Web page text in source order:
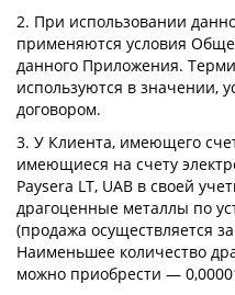
2. При использовании
применяются условия
данного Приложения.
используются в значении,
договором.
3. У Клиента, имеющего
имеющиеся на счету
Paysera LT, UAB в своей
драгоценные металлы по
(продажа осуществляется
Наименьшее количество
можно приобрести —